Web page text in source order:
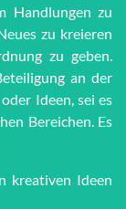
Handlungen zu
zu kreieren
zu geben.
an der
Ideen, sei es
Bereichen. Es
kreativen Ideen